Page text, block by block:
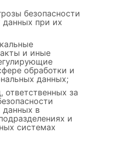
безопасности
данных при их
и иные
обработки и
данных;
ответственных за
данных в
и
системах